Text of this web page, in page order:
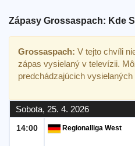
Zápasy Grossaspach: Kde
Grossaspach: V tejto chvíli
zápas vysielaný v televízii.
predchádzajúcich vysielaných
Sobota, 25. 4. 2026
14:00 Regionalliga West